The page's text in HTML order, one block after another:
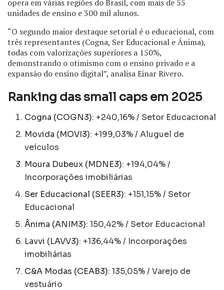
opera em várias regiões do Brasil, com mais de 55
unidades de ensino e 300 mil alunos.
“O segundo maior destaque setorial é o educacional, com
três representantes (Cogna, Ser Educacional e Ânima),
todas com valorizações superiores a 150%,
demonstrando o otimismo com o ensino privado e a
expansão do ensino digital”, analisa Einar Rivero.
Ranking das small caps em 2025
Cogna (COGN3): +240,16% / Setor Educacional
Movida (MOVI3): +199,03% / Aluguel de
veículos
Moura Dubeux (MDNE3): +194,04% /
Incorporações imobiliárias
Ser Educacional (SEER3): +151,15% / Setor
Educacional
Ânima (ANIM3): 150,42% / Setor Educacional
Lavvi (LAVV3): +136,44% / Incorporações
imobiliárias
C&A Modas (CEAB3): 135,05% / Varejo de
vestuário